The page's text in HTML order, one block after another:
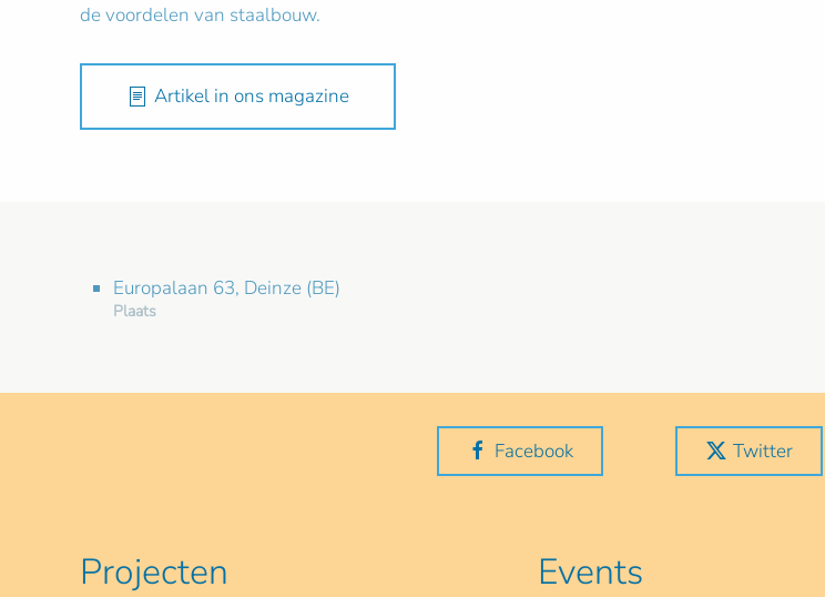
de voordelen van staalbouw.
Artikel in ons magazine
Europalaan 63, Deinze (BE)
Plaats
Facebook Twitter
Projecten Events